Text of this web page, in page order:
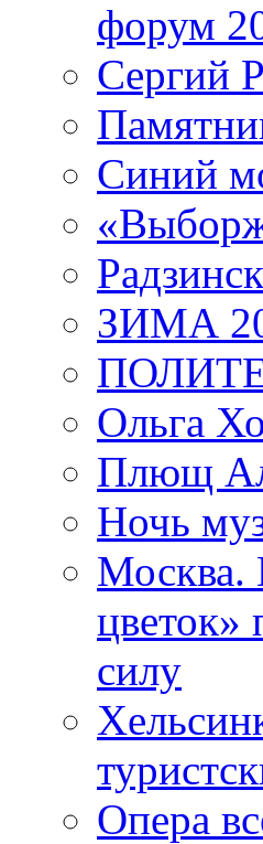
форум
Сергий
Синий
ЗИМА
Ольга
Плющ
Ночь
цветок»
силу
Опера